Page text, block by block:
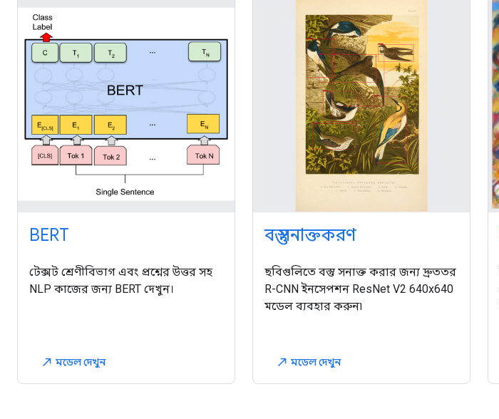
BERT
টেক্সট শ্রেণীবিভাগ এবং প্রশ্নের উত্তর সহ
NLP কাজের জন্য BERT দেখুন।
north_east মডেল দেখুন
বস্তু সনাক্তকরণ
ছবিগুলিতে বস্তু সনাক্ত করার জন্য দ্রুততর
R-CNN ইনসেপশন ResNet V2 640x640
মডেল ব্যবহার করুন৷
north_east মডেল দেখুন